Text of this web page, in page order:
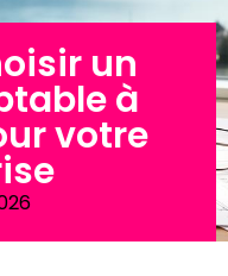
un
à
votre